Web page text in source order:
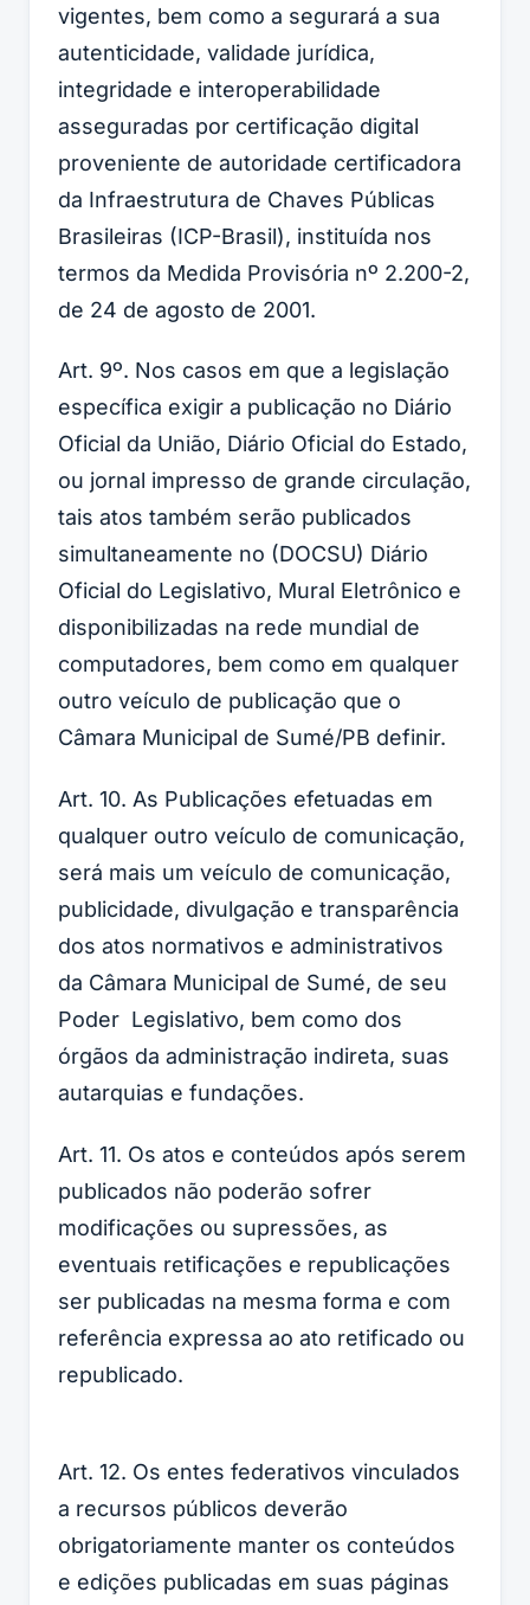
vigentes, bem como a segurará a sua
autenticidade, validade jurídica,
integridade e interoperabilidade
asseguradas por certificação digital
proveniente de autoridade certificadora
da Infraestrutura de Chaves Públicas
Brasileiras (ICP-Brasil), instituída nos
termos da Medida Provisória nº 2.200-2,
de 24 de agosto de 2001.
Art. 9º. Nos casos em que a legislação
específica exigir a publicação no Diário
Oficial da União, Diário Oficial do Estado,
ou jornal impresso de grande circulação,
tais atos também serão publicados
simultaneamente no (DOCSU) Diário
Oficial do Legislativo, Mural Eletrônico e
disponibilizadas na rede mundial de
computadores, bem como em qualquer
outro veículo de publicação que o
Câmara Municipal de Sumé/PB definir.
Art. 10. As Publicações efetuadas em
qualquer outro veículo de comunicação,
será mais um veículo de comunicação,
publicidade, divulgação e transparência
dos atos normativos e administrativos
da Câmara Municipal de Sumé, de seu
Poder Legislativo, bem como dos
órgãos da administração indireta, suas
autarquias e fundações.
Art. 11. Os atos e conteúdos após serem
publicados não poderão sofrer
modificações ou supressões, as
eventuais retificações e republicações
ser publicadas na mesma forma e com
referência expressa ao ato retificado ou
republicado.
Art. 12. Os entes federativos vinculados
a recursos públicos deverão
obrigatoriamente manter os conteúdos
e edições publicadas em suas páginas